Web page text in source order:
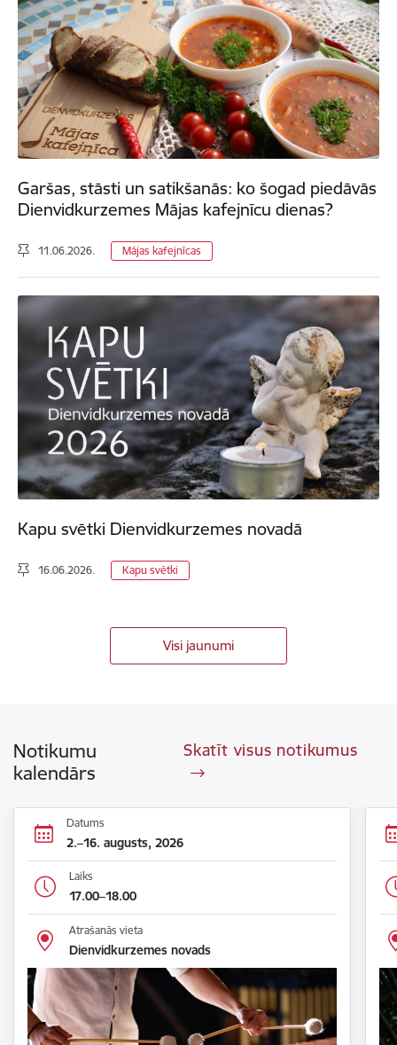
Garšas, stāsti un satikšanās: ko šogad piedāvās
Dienvidkurzemes Mājas kafejnīcu dienas?
11.06.2026. Mājas kafejnīcas
Kapu svētki Dienvidkurzemes novadā
16.06.2026. Kapu svētki
Visi jaunumi
Notikumu
kalendārs
Skatīt visus notikumus
Datums
2.–16. augusts, 2026
Laiks
17.00–18.00
Atrašanās vieta
Dienvidkurzemes novads